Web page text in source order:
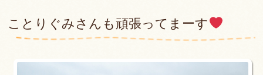
ことりぐみさんも頑張ってまーす